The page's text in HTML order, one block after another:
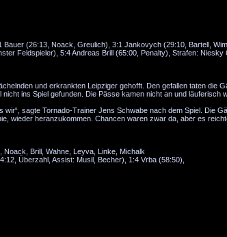
(26:13, Noack, Greulich), 3:1 Jankovych (29:10, Bartell,
Feldspieler), 5:4 Andreas Brill (65:00, Penalty), Strafen: Niesky
und erkrankten Leipziger gehofft. Den gefallen taten die
ins Spiel gefunden. Die Pässe kamen nicht an und läuferisch
sagte Tornado-Trainer Jens Schwabe nach dem Spiel. Die
wieder heranzukommen. Chancen waren zwar da, aber es
Brill, Wahne, Leyva, Linke, Michalk
Überzahl, Assist: Musil, Becher), 1:4 Vrba (58:50),